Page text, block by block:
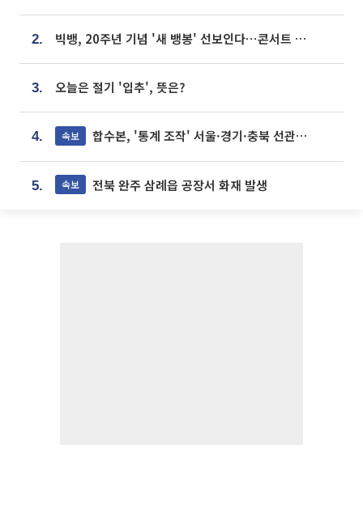
2. 빅뱅, 20주년 기념 '새 뱅봉' 선보인다⋯콘서트 앞두고 팝업 개최
3. 오늘은 절기 '입추', 뜻은?
4. 속보 합수본, '통계 조작' 서울·경기·충북 선관위 등 추가 압수수색
5. 속보 전북 완주 삼례읍 공장서 화재 발생